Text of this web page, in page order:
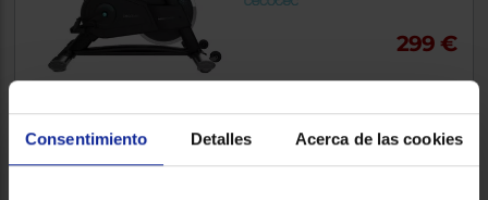
Consentimiento Detalles Acerca de las cookies
299 €
Envío gratis